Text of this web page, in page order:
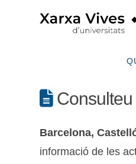
Consulteu
Barcelona,
informació de les